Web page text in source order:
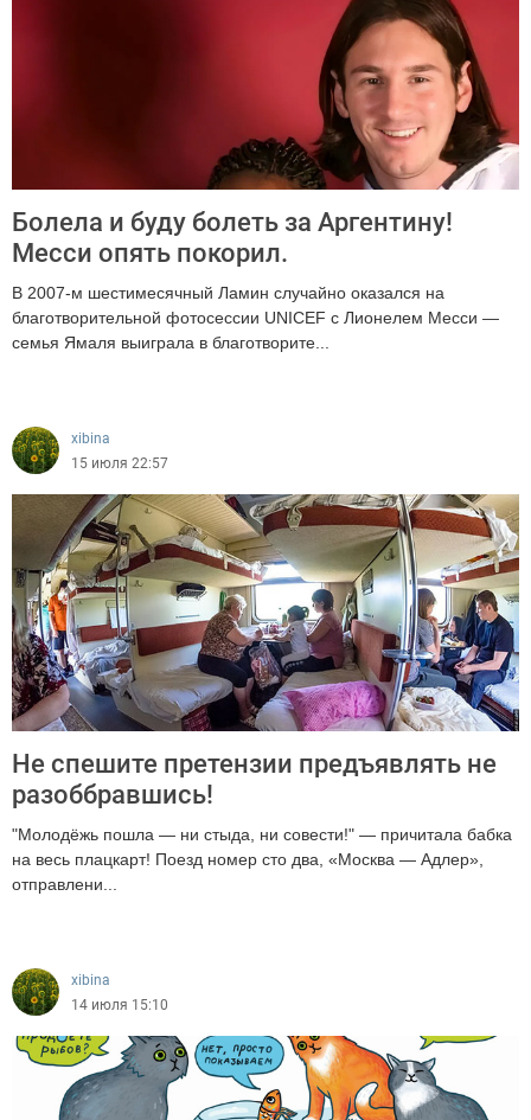
Болела и буду болеть за Аргентину!
Месси опять покорил.
В 2007-м шестимесячный Ламин случайно оказался на
благотворительной фотосессии UNICEF с Лионелем Месси —
семья Ямаля выиграла в благотворите...
xibina
15 июля 22:57
Не спешите претензии предъявлять не
разоббравшись!
"Молодёжь пошла — ни стыда, ни совести!" — причитала бабка
на весь плацкарт! Поезд номер сто два, «Москва — Адлер»,
отправлени...
xibina
14 июля 15:10